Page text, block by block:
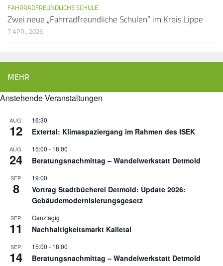
FAHRRADFREUNDLICHE SCHULE
Zwei neue „Fahrradfreundliche Schulen“ im Kreis Lippe
7 APR., 2026
MEHR
Anstehende Veranstaltungen
AUG.
12
16:30
Extertal: Klimaspaziergang im Rahmen des ISEK
AUG.
24
15:00 - 18:00
Beratungsnachmittag – Wandelwerkstatt Detmold
SEP.
8
19:00
Vortrag Stadtbücherei Detmold: Update 2026:
Gebäudemodernisierungsgesetz
SEP.
11
Ganztägig
Nachhaltigkeitsmarkt Kalletal
SEP.
14
15:00 - 18:00
Beratungsnachmittag – Wandelwerkstatt Detmold